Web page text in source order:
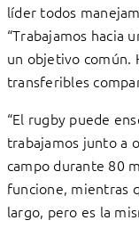
líder todos
“Trabajamos hacia
un objetivo común.
transferibles
“El rugby puede
trabajamos junto a
campo durante 80
funcione, mientras
largo, pero es la